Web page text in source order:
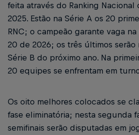
feita através do Ranking Nacional
2025. Estão na Série A os 20
RNC; o campeão garante vaga
20 de 2026; os três últimos serão
Série B do próximo ano. Na
20 equipes se enfrentam em
Os oito melhores colocados se
fase eliminatória; nesta segunda
semifinais serão disputadas em